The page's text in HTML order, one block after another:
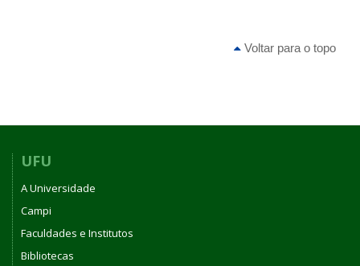
Voltar para o topo
UFU
A Universidade
Campi
Faculdades e Institutos
Bibliotecas